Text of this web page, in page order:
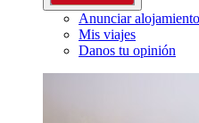
Anunciar alojamiento
Mis viajes
Danos tu opinión